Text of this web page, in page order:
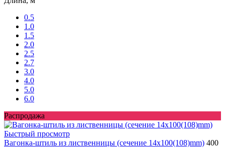
0.5
1.0
1.5
2.0
2.5
2.7
3.0
4.0
5.0
6.0
Распродажа
Быстрый просмотр
Вагонка-штиль из лиственницы (сечение 14x100(108)mm) 400